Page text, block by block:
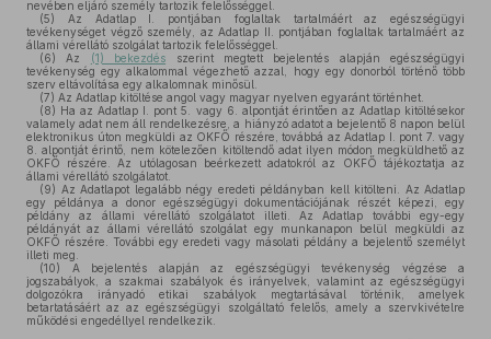
nevében eljáró személy tartozik felelősséggel.
(5) Az Adatlap I. pontjában foglaltak tartalmáért az egészségügyi
tevékenységet végző személy, az Adatlap II. pontjában foglaltak tartalmáért az
állami vérellátó szolgálat tartozik felelősséggel.
(6) Az (1) bekezdés szerint megtett bejelentés alapján egészségügyi
tevékenység egy alkalommal végezhető azzal, hogy egy donorból történő több
szerv eltávolítása egy alkalomnak minősül.
(7) Az Adatlap kitöltése angol vagy magyar nyelven egyaránt történhet.
(8) Ha az Adatlap I. pont 5. vagy 6. alpontját érintően az Adatlap kitöltésekor
valamely adat nem áll rendelkezésre, a hiányzó adatot a bejelentő 8 napon belül
elektronikus úton megküldi az OKFŐ részére, továbbá az Adatlap I. pont 7. vagy
8. alpontját érintő, nem kötelezően kitöltendő adat ilyen módon megküldhető az
OKFŐ részére. Az utólagosan beérkezett adatokról az OKFŐ tájékoztatja az
állami vérellátó szolgálatot.
(9) Az Adatlapot legalább négy eredeti példányban kell kitölteni. Az Adatlap
egy példánya a donor egészségügyi dokumentációjának részét képezi, egy
példány az állami vérellátó szolgálatot illeti. Az Adatlap további egy-egy
példányát az állami vérellátó szolgálat egy munkanapon belül megküldi az
OKFŐ részére. További egy eredeti vagy másolati példány a bejelentő személyt
illeti meg.
(10) A bejelentés alapján az egészségügyi tevékenység végzése a
jogszabályok, a szakmai szabályok és irányelvek, valamint az egészségügyi
dolgozókra irányadó etikai szabályok megtartásával történik, amelyek
betartatásáért az az egészségügyi szolgáltató felelős, amely a szervkivételre
működési engedéllyel rendelkezik.